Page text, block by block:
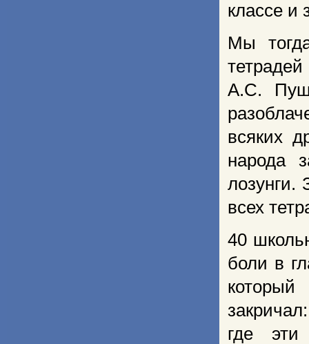
классе и
Мы
А.С.
всяких
народа
лозунги.
всех
40
боли в
где эти